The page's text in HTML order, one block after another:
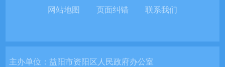
网站地图 页面纠错 联系我们
主办单位：益阳市资阳区人民政府办公室